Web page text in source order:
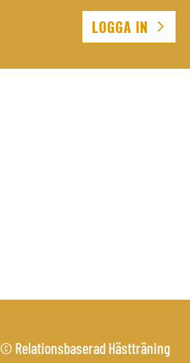
LOGGA IN
© Relationsbaserad Hästträning